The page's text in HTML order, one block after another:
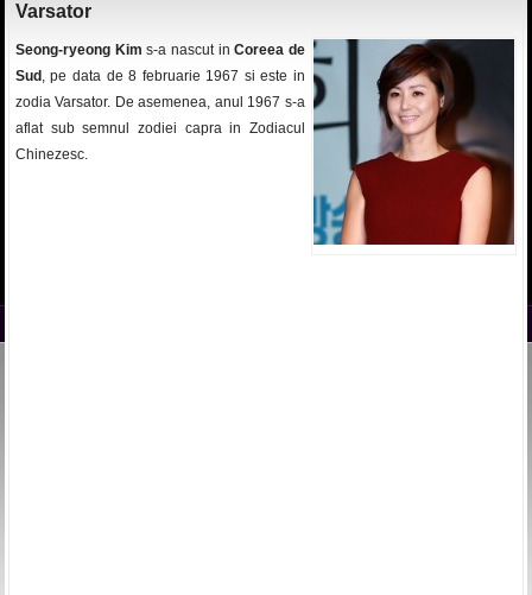
Varsator
Seong-ryeong Kim s-a nascut inCoreea de
Sud , pe data de 8 februarie 1967 si este in
zodia Varsator. De asemenea, anul 1967 s-a
aflat sub semnul zodiei capra in Zodiacul
Chinezesc.